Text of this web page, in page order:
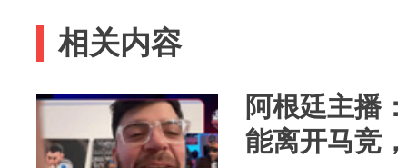
相关内容
阿根廷主播
能离开马竞